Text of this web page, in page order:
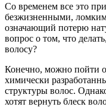
Со временем все это
безжизненными,
означающий потерю
вопрос о том, что
волосу?
Конечно, можно пойти
химически
структуры волос.
хотят вернуть блеск